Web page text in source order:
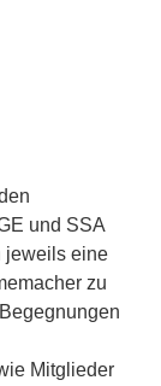
und SSA
jeweils eine
zu
Mitglieder